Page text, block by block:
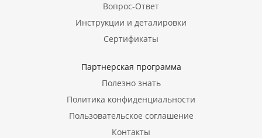
Вопрос-Ответ
Инструкции и деталировки
Сертификаты
Партнерская программа
Полезно знать
Политика конфиденциальности
Пользовательское соглашение
Контакты